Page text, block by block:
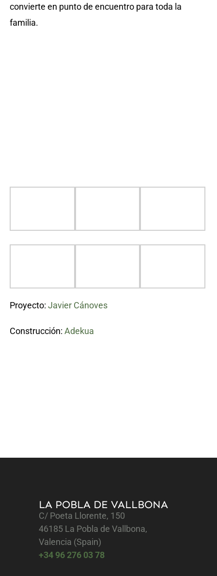
convierte en punto de encuentro para toda la
familia.
Proyecto: Javier Cánoves
Construcción: Adekua
LA POBLA DE VALLBONA
C/ Poeta Llorente, 150
46185 La Pobla de Vallbona,
Valencia (Spain)
+34 96 276 03 78